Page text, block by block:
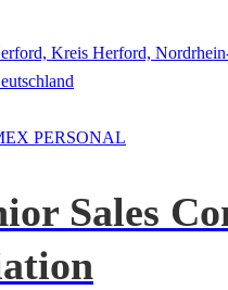
Kreis Herford,
Sales